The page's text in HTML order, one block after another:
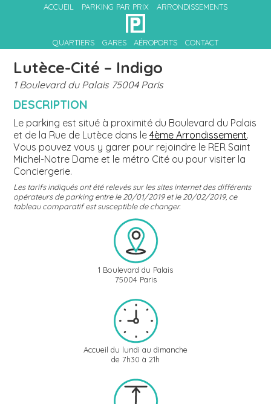
ACCUEIL PARKING PAR PRIX ARRONDISSEMENTS
QUARTIERS GARES AÉROPORTS CONTACT
Lutèce-Cité – Indigo
1 Boulevard du Palais 75004 Paris
DESCRIPTION
Le parking est situé à proximité du Boulevard du Palais
et de la Rue de Lutèce dans le4ème Arrondissement.
Vous pouvez vous y garer pour rejoindre le RER Saint
Michel-Notre Dame et le métro Cité ou pour visiter la
Conciergerie.
Les tarifs indiqués ont été relevés sur les sites internet des différents
opérateurs de parking entre le 20/01/2019 et le 20/02/2019, ce
tableau comparatif est susceptible de changer.
1 Boulevard du Palais
75004 Paris
Accueil du lundi au dimanche
de 7h30 à 21h